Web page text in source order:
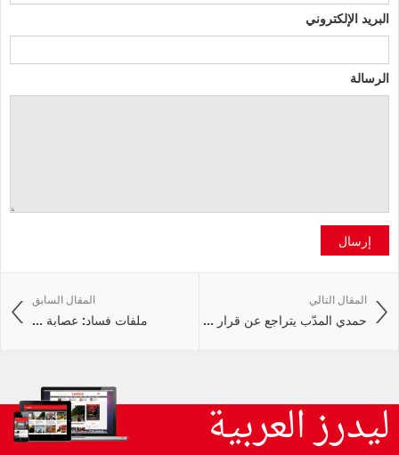
البريد الإلكتروني
الرسالة
إرسال
المقال السابق
ملفات فساد: عصابة ...
المقال التالي
حمدي المدّب يتراجع عن قرار ...
ليدرز العربية